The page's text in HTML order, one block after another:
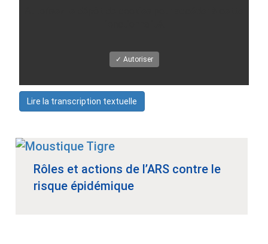
✓ Autoriser
Lire la transcription textuelle
Rôles et actions de l’ARS contre le
risque épidémique